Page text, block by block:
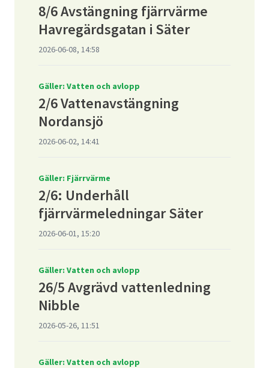
8/6 Avstängning fjärrvärme
Havregärdsgatan i Säter
2026-06-08, 14:58
Gäller: Vatten och avlopp
2/6 Vattenavstängning
Nordansjö
2026-06-02, 14:41
Gäller: Fjärrvärme
2/6: Underhåll
fjärrvärmeledningar Säter
2026-06-01, 15:20
Gäller: Vatten och avlopp
26/5 Avgrävd vattenledning
Nibble
2026-05-26, 11:51
Gäller: Vatten och avlopp